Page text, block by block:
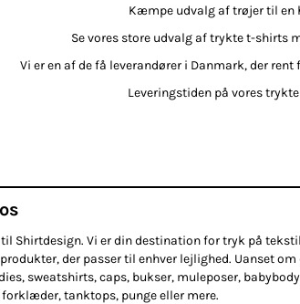
Kæmpe udvalg af trøjer til en
Se vores store udvalg af trykte t-shirts
Vi er en af de få leverandører i Danmark, der
Leveringstiden på vores
Shirtdesign. Vi er din destination for tryk på
der passer til enhver lejlighed. Uanset om
sweatshirts, caps, bukser, muleposer,
tanktops, punge eller mere.